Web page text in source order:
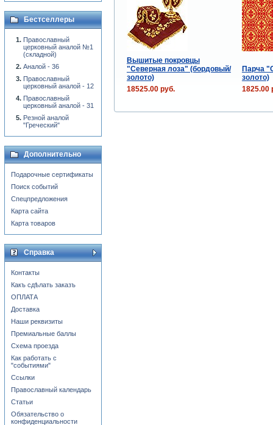
Вышитые покровцы
"Cеверная лоза" (бордовый/
золото)
Парча
золото)
18525.00 руб.
1825.00
Бестселлеры
Православный
церковный аналой №1
(складной)
Аналой - 36
Православный
церковный аналой - 12
Православный
церковный аналой - 31
Резной аналой
"Греческий"
Дополнительно
Подарочные сертификаты
Поиск событий
Спецпредложения
Карта сайта
Карта товаров
Справка
Контакты
Какъ сдѣлать заказъ
ОПЛАТА
Доставка
Наши реквизиты
Премиальные баллы
Схема проезда
Как работать с
"событиями"
Ссылки
Православный календарь
Статьи
Обязательство о
конфиденциальности